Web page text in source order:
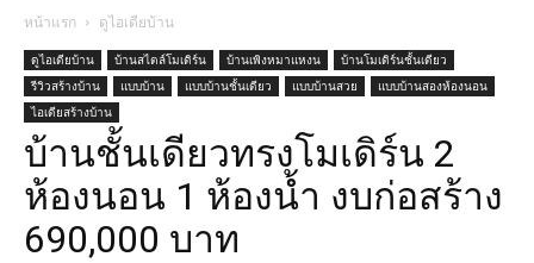
หน้าแรก ดูไอเดียบ้าน
ดูไอเดียบ้าน บ้านสไตล์โมเดิร์น บ้านเพิงหมาแหงน
บ้านโมเดิร์นชั้นเดียว
รีวิวสร้างบ้าน
แบบบ้าน แบบบ้านชั้นเดียว แบบบ้านสวย
แบบบ้านสองห้องนอน
ไอเดียสร้างบ้าน
บ้านชั้นเดียวทรงโมเดิร์น 2
ห้องนอน 1 ห้องน้ำ งบก่อสร้าง
690,000 บาท